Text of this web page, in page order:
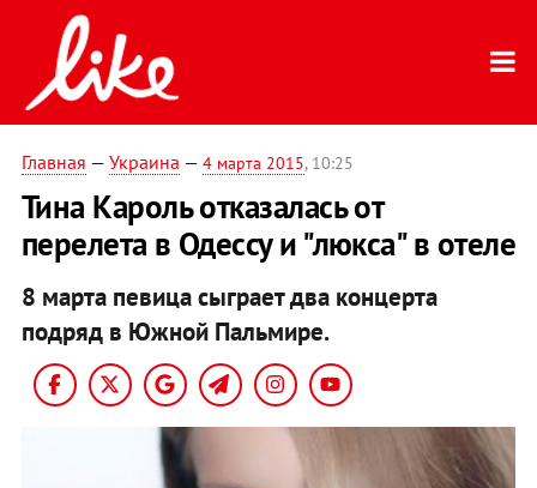
Главная — Украина — 4 марта 2015, 10:25
Тина Кароль отказалась от
перелета в Одессу и "люкса" в отеле
8 марта певица сыграет два концерта
подряд в Южной Пальмире.